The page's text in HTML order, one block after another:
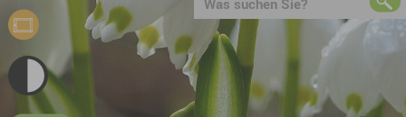
Was suchen Sie?